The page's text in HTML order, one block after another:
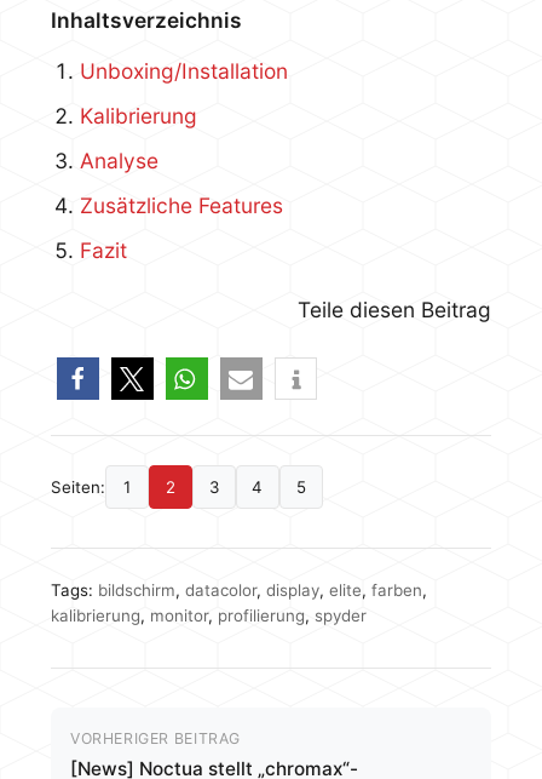
Inhaltsverzeichnis
Unboxing/Installation
Kalibrierung
Analyse
Zusätzliche Features
Fazit
Teile diesen Beitrag
Seiten: 1 2 3 4 5
Tags: bildschirm, datacolor, display, elite, farben,
kalibrierung, monitor, profilierung, spyder
VORHERIGER BEITRAG
[News] Noctua stellt „chromax“-